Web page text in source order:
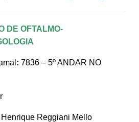
DE OFTALMO-
: 7836 – 5º ANDAR NO
Reggiani Mello